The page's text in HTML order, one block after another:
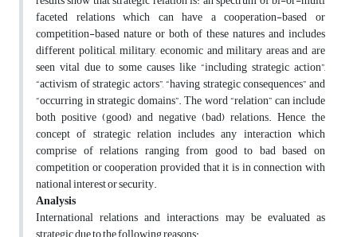
faceted relations which can have a cooperation-based or
competition-based nature or both of these natures and includes
different political, military, economic and military areas and are
seen vital due to some causes like “including strategic action”,
“activism of strategic actors”, “having strategic consequences” and
“occurring in strategic domains”. The word “relation” can include
both positive (good) and negative (bad) relations. Hence, the
concept of strategic relation includes any interaction which
comprise of relations ranging from good to bad based on
competition or cooperation provided that it is in connection with
national interest or security.
Analysis
International relations and interactions may be evaluated as